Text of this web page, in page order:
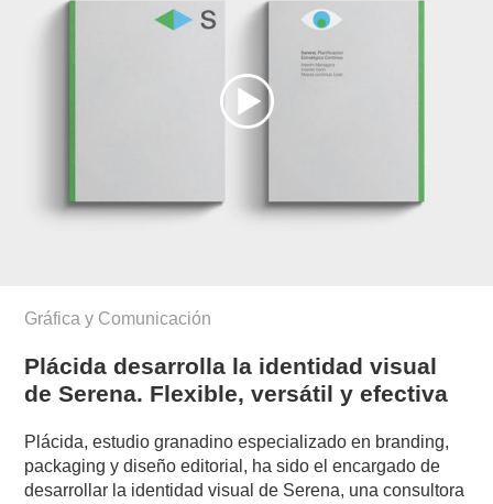
Gráfica y Comunicación
Plácida desarrolla la identidad visual
de Serena. Flexible, versátil y efectiva
Plácida, estudio granadino especializado en branding,
packaging y diseño editorial, ha sido el encargado de
desarrollar la identidad visual de Serena, una consultora